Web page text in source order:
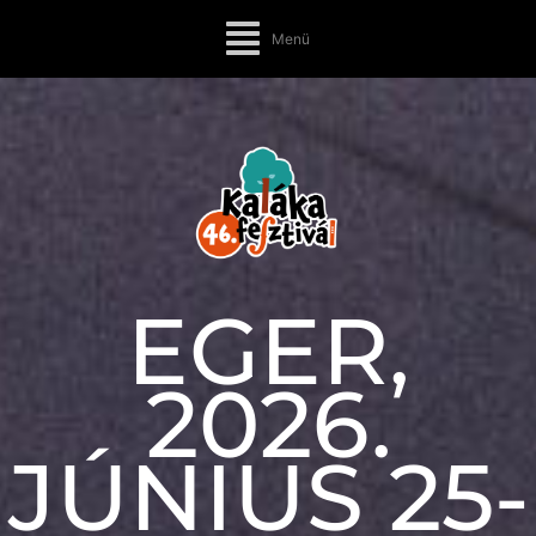
Menü
EGER,
2026.
JÚNIUS 25-